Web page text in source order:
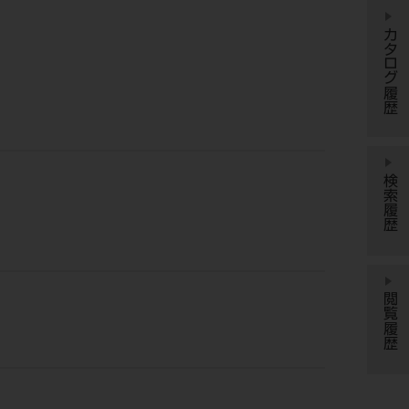
カタログ履歴
検索履歴
閲覧履歴